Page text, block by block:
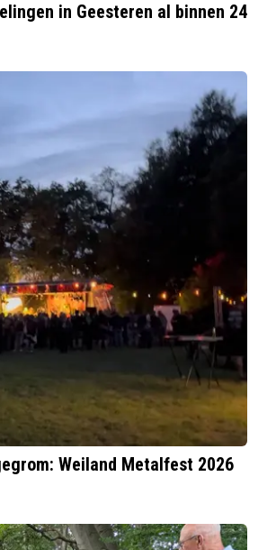
in Geesteren al binnen 24
Weiland Metalfest 2026